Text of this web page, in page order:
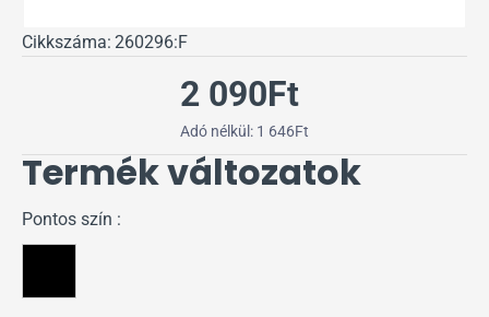
Cikkszáma: 260296:F
2 090Ft
Adó nélkül: 1 646Ft
Termék változatok
Pontos szín :